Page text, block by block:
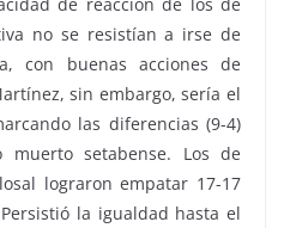
no se resistían a irse de
con buenas acciones de
sin embargo, sería el
las diferencias (9-4)
setabense. Los de
lograron empatar 17-17
la igualdad hasta el